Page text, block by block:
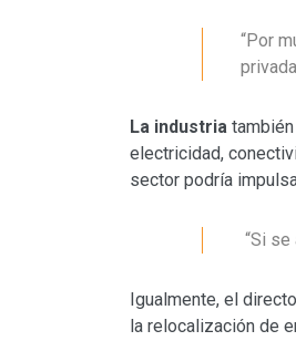
“Por
La industria también
electricidad,
sector podría
“Si se
Igualmente, el
la relocalización de